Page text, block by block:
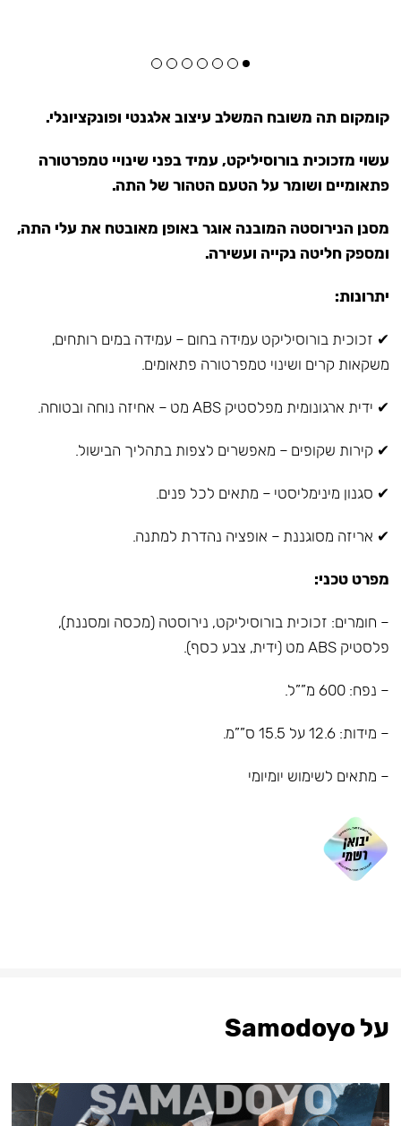
קומקום תה משובח המשלב עיצוב אלגנטי ופונקציונלי.
עשוי מזכוכית בורוסיליקט, עמיד בפני שינויי טמפרטורה
פתאומיים ושומר על הטעם הטהור של התה.
מסנן הנירוסטה המובנה אוגר באופן מאובטח את עלי התה,
ומספק חליטה נקייה ועשירה.
יתרונות:
✔ זכוכית בורוסיליקט עמידה בחום – עמידה במים רותחים,
משקאות קרים ושינוי טמפרטורה פתאומים.
✔ ידית ארגונומית מפלסטיק ABS מט – אחיזה נוחה ובטוחה.
✔ קירות שקופים – מאפשרים לצפות בתהליך הבישול.
✔ סגנון מינימליסטי – מתאים לכל פנים.
✔ אריזה מסוגננת – אופציה נהדרת למתנה.
מפרט טכני:
– חומרים: זכוכית בורוסיליקט, נירוסטה (מכסה ומסננת),
פלסטיק ABS מט (ידית, צבע כסף).
– נפח: 600 מ””ל.
– מידות: 12.6 על 15.5 ס””מ.
– מתאים לשימוש יומיומי
על Samodoyo